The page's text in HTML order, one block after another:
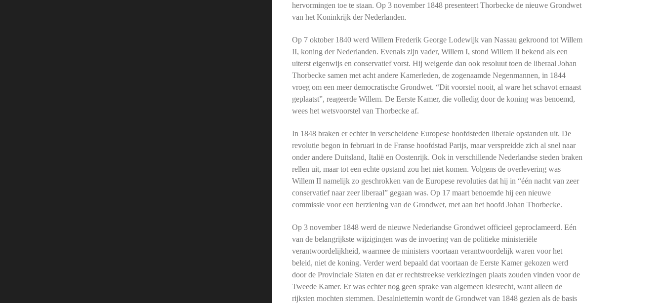
hervormingen toe te staan. Op 3 november 1848 presenteert Thorbecke de nieuwe Grondwet
van het Koninkrijk der Nederlanden.
Op 7 oktober 1840 werd Willem Frederik George Lodewijk van Nassau gekroond tot Willem
II, koning der Nederlanden. Evenals zijn vader, Willem I, stond Willem II bekend als een
uiterst eigenwijs en conservatief vorst. Hij weigerde dan ook resoluut toen de liberaal Johan
Thorbecke samen met acht andere Kamerleden, de zogenaamde Negenmannen, in 1844
vroeg om een meer democratische Grondwet. “Dit voorstel nooit, al ware het schavot ernaast
geplaatst”, reageerde Willem. De Eerste Kamer, die volledig door de koning was benoemd,
wees het wetsvoorstel van Thorbecke af.
In 1848 braken er echter in verscheidene Europese hoofdsteden liberale opstanden uit. De
revolutie begon in februari in de Franse hoofdstad Parijs, maar verspreidde zich al snel naar
onder andere Duitsland, Italië en Oostenrijk. Ook in verschillende Nederlandse steden braken
rellen uit, maar tot een echte opstand zou het niet komen. Volgens de overlevering was
Willem II namelijk zo geschrokken van de Europese revoluties dat hij in “één nacht van zeer
conservatief naar zeer liberaal” gegaan was. Op 17 maart benoemde hij een nieuwe
commissie voor een herziening van de Grondwet, met aan het hoofd Johan Thorbecke.
Op 3 november 1848 werd de nieuwe Nederlandse Grondwet officieel geproclameerd. Eén
van de belangrijkste wijzigingen was de invoering van de politieke ministeriële
verantwoordelijkheid, waarmee de ministers voortaan verantwoordelijk waren voor het
beleid, niet de koning. Verder werd bepaald dat voortaan de Eerste Kamer gekozen werd
door de Provinciale Staten en dat er rechtstreekse verkiezingen plaats zouden vinden voor de
Tweede Kamer. Er was echter nog geen sprake van algemeen kiesrecht, want alleen de
rijksten mochten stemmen. Desalniettemin wordt de Grondwet van 1848 gezien als de basis